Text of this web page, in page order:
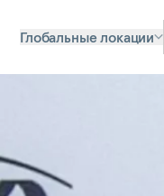
Глобальные локации